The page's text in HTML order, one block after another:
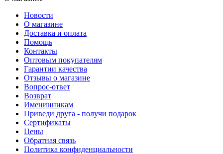
Новости
О магазине
Доставка и оплата
Помощь
Контакты
Оптовым покупателям
Гарантии качества
Отзывы о магазине
Вопрос-ответ
Возврат
Именинникам
Приведи друга - получи подарок
Сертификаты
Цены
Обратная связь
Политика конфиденциальности